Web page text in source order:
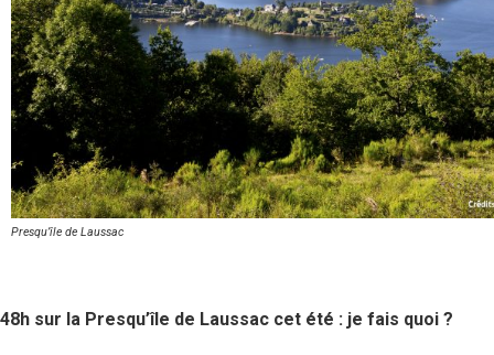
Presqu’île de Laussac
48h sur la Presqu’île de Laussac cet été : je fais quoi ?